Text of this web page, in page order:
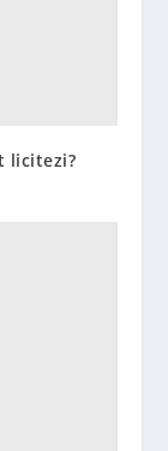
licitezi?